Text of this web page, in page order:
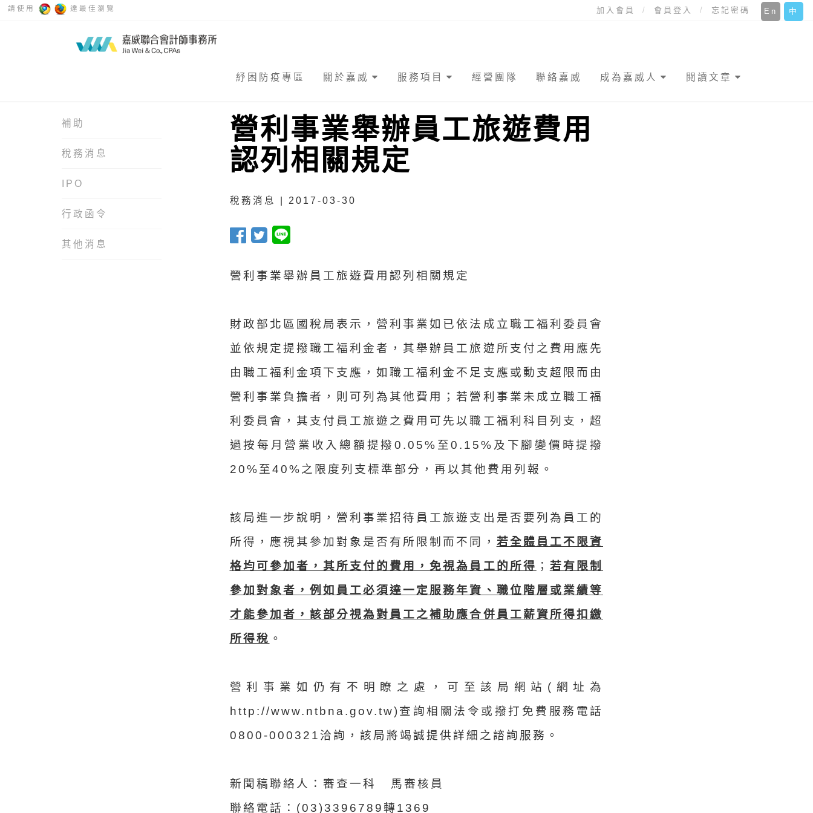
請使用 達最佳瀏覽 中
En
加入會員 會員登入 忘記密碼
紓困防疫專區 關於嘉威 服務項目 經營團隊 聯絡嘉威 成為嘉威人 閱讀文章
補助
稅務消息
IPO
行政函令
其他消息
營利事業舉辦員工旅遊費用
認列相關規定
稅務消息 | 2017-03-30
營利事業舉辦員工旅遊費用認列相關規定
財政部北區國稅局表示，營利事業如已依法成立職工福利委員會
並依規定提撥職工福利金者，其舉辦員工旅遊所支付之費用應先
由職工福利金項下支應，如職工福利金不足支應或動支超限而由
營利事業負擔者，則可列為其他費用；若營利事業未成立職工福
利委員會，其支付員工旅遊之費用可先以職工福利科目列支，超
過按每月營業收入總額提撥0.05%至0.15%及下腳變價時提撥
20%至40%之限度列支標準部分，再以其他費用列報。
該局進一步說明，營利事業招待員工旅遊支出是否要列為員工的
所得，應視其參加對象是否有所限制而不同， 若全體員工不限資
格均可參加者，其所支付的費用，免視為員工的所得 ； 若有限制
參加對象者，例如員工必須達一定服務年資、職位階層或業績等
才能參加者，該部分視為對員工之補助應合併員工薪資所得扣繳
所得稅 。
營利事業如仍有不明瞭之處，可至該局網站(網址為
http://www.ntbna.gov.tw)查詢相關法令或撥打免費服務電話
0800-000321洽詢，該局將竭誠提供詳細之諮詢服務。
新聞稿聯絡人：審查一科 馬審核員
聯絡電話：(03)3396789轉1369